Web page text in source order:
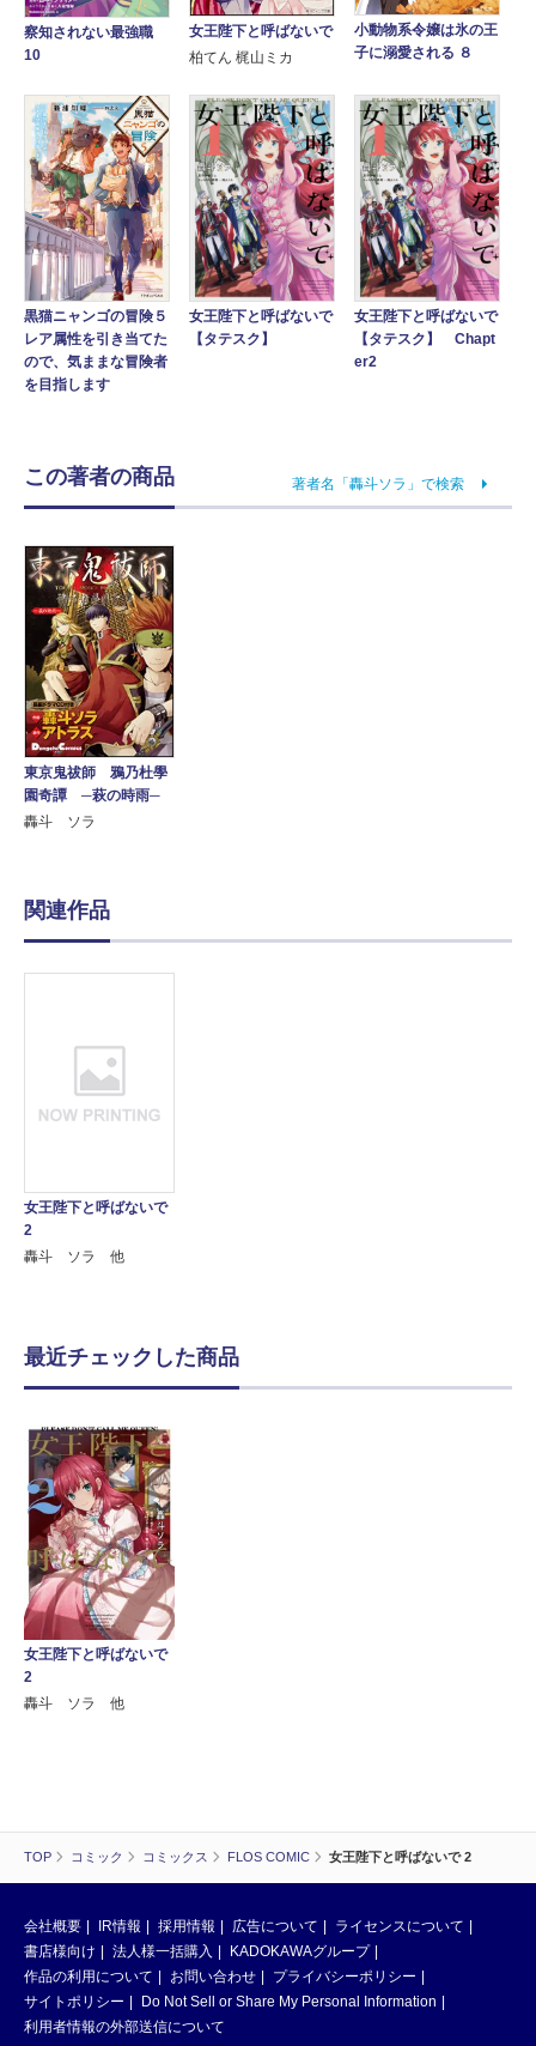
TOP コミック コミックス FLOS COMIC 女王陛下と呼ばないで 2
察知されない最強職
10
女王陛下と呼ばないで
柏てん 梶山ミカ
小動物系令嬢は氷の王
子に溺愛される ８
黒猫ニャンゴの冒険５
レア属性を引き当てた
ので、気ままな冒険者
を目指します
女王陛下と呼ばないで
【タテスク】
女王陛下と呼ばないで
【タテスク】 Chapt
er2
この著者の商品 著者名「轟斗ソラ」で検索
東京鬼祓師 鴉乃杜學
園奇譚 ─萩の時雨─
轟斗 ソラ
関連作品
女王陛下と呼ばないで
2
轟斗 ソラ 他
最近チェックした商品
女王陛下と呼ばないで
2
轟斗 ソラ 他
会社概要 IR情報 採用情報 広告について
ライセンスについて
書店様向け
法人様一括購入
KADOKAWAグループ
作品の利用について
お問い合わせ
プライバシーポリシー
サイトポリシー
Do Not Sell or Share My Personal Information
利用者情報の外部送信について